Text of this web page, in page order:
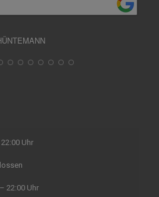
Uhr
22:00 Uhr